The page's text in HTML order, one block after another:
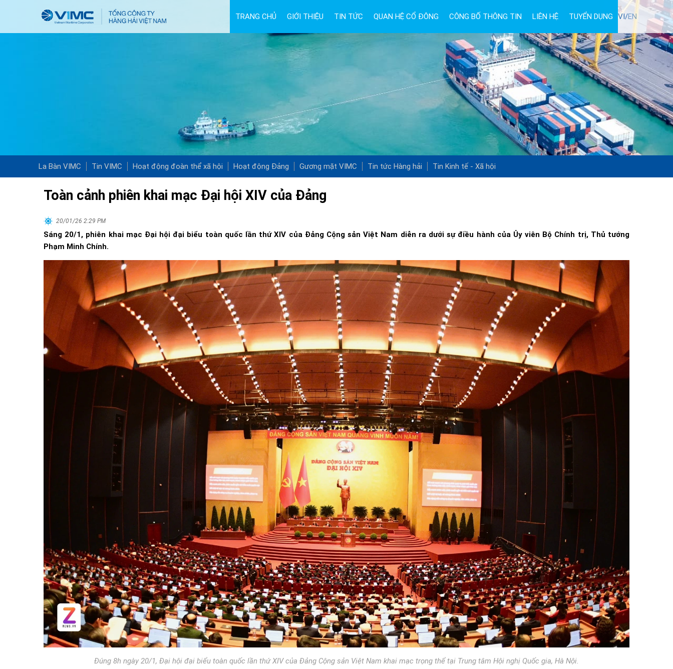
TRANG CHỦ GIỚI THIỆU TIN TỨC QUAN HỆ CỔ ĐÔNG CÔNG BỐ THÔNG TIN LIÊN HỆ TUYỂN DỤNG VI/EN
La Bàn VIMC Tin VIMC Hoạt động đoàn thể xã hội Hoạt động Đảng Gương mặt VIMC Tin tức Hàng hải Tin Kinh tế - Xã hội
Toàn cảnh phiên khai mạc Đại hội XIV của Đảng
20/01/26 2:29 PM
Sáng 20/1, phiên khai mạc Đại hội đại biểu toàn quốc lần thứ XIV của Đảng Cộng sản Việt Nam diễn ra dưới sự điều hành của Ủy viên Bộ Chính trị, Thủ tướng
Phạm Minh Chính.
Đúng 8h ngày 20/1, Đại hội đại biểu toàn quốc lần thứ XIV của Đảng Cộng sản Việt Nam khai mạc trọng thể tại Trung tâm Hội nghị Quốc gia, Hà Nội.